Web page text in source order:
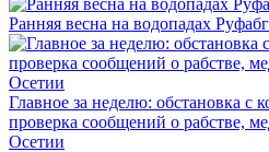
Ранняя весна на водопадах
Главное за неделю: обстановка
проверка сообщений о рабстве,
Осетии